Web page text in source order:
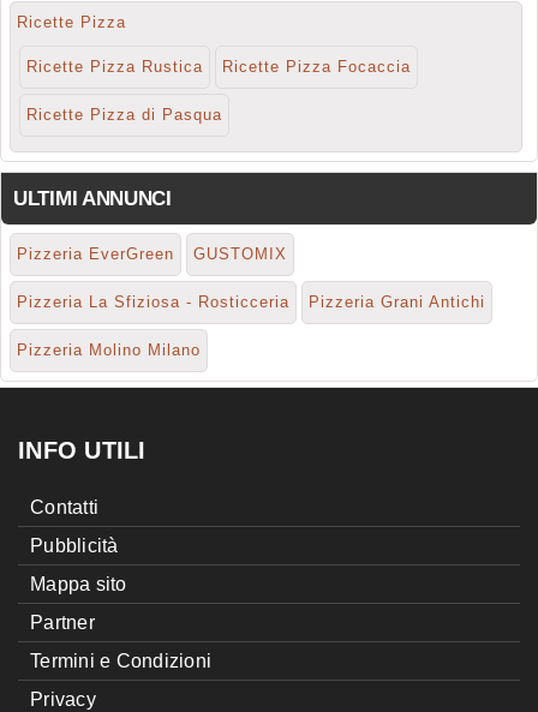
Ricette Pizza
Ricette Pizza Rustica Ricette Pizza Focaccia
Ricette Pizza di Pasqua
ULTIMI ANNUNCI
Pizzeria EverGreen GUSTOMIX
Pizzeria La Sfiziosa - Rosticceria Pizzeria Grani Antichi
Pizzeria Molino Milano
INFO UTILI
Contatti
Pubblicità
Mappa sito
Partner
Termini e Condizioni
Privacy